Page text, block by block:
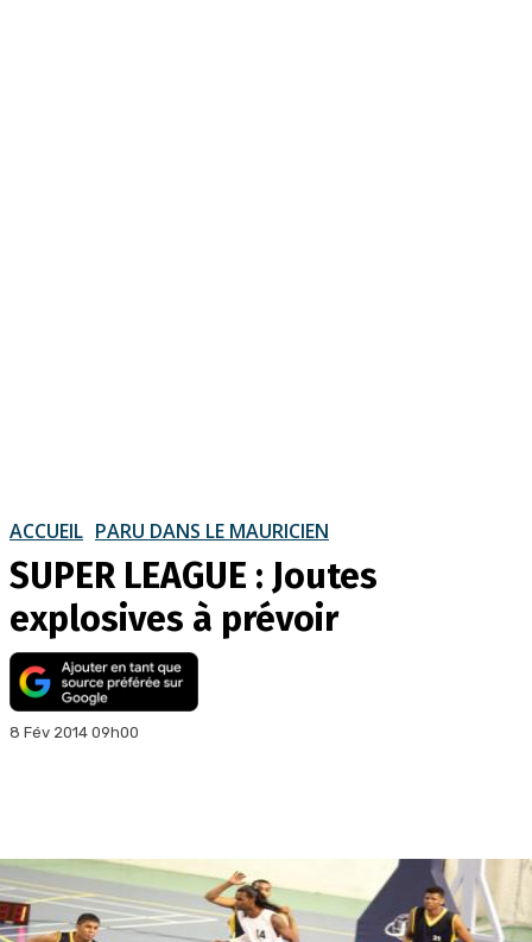
ACCUEIL PARU DANS LE MAURICIEN
SUPER LEAGUE : Joutes
explosives à prévoir
8 Fév 2014 09h00